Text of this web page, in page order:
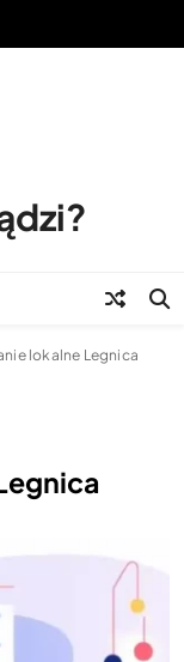
lokalne Legnica